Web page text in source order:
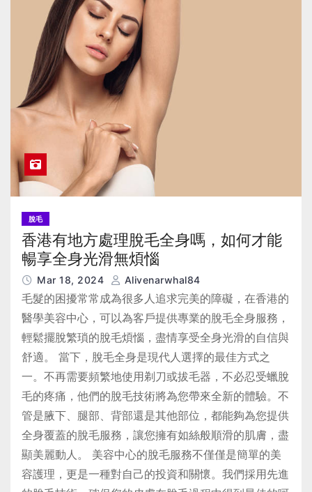
脫毛
香港有地方處理脫毛全身嗎，如何才能
暢享全身光滑無煩惱
Mar 18, 2024 Alivenarwhal84
毛髮的困擾常常成為很多人追求完美的障礙，在香港的
醫學美容中心，可以為客戶提供專業的脫毛全身服務，
輕鬆擺脫繁瑣的脫毛煩惱，盡情享受全身光滑的自信與
舒適。 當下，脫毛全身是現代人選擇的最佳方式之
一。不再需要頻繁地使用剃刀或拔毛器，不必忍受蠟脫
毛的疼痛，他們的脫毛技術將為您帶來全新的體驗。不
管是腋下、腿部、背部還是其他部位，都能夠為您提供
全身覆蓋的脫毛服務，讓您擁有如絲般順滑的肌膚，盡
顯美麗動人。 美容中心的脫毛服務不僅僅是簡單的美
容護理，更是一種對自己的投資和關懷。我們採用先進